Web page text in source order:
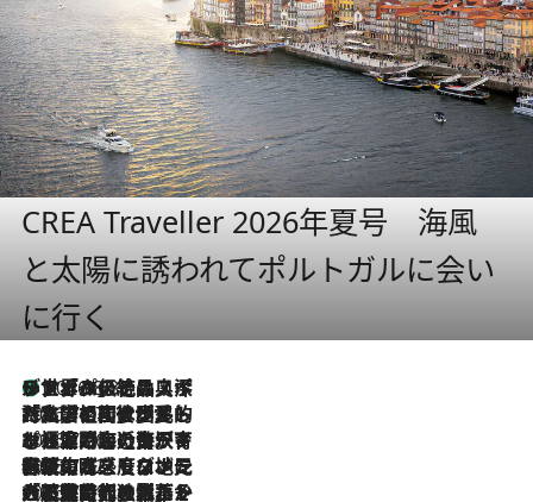
CREA Traveller 2026年夏号 海風
と太陽に誘われてポルトガルに会い
に行く
2026.8.8
リスボンの絶品スイーツ「パステル・デ・ナタ」とは？ポルトガル伝統の奥深い世界へ
2026.7.27
「私の祖国はポルトガル語です」国民的詩人フェルナンド・ペソアと、彼が愛した文学の街を歩く
2026.7.26
ポルトガル近海が育む極上の海の幸。キリリと冷えた白ワインと愉しむ、シーフード専門店の贅沢
2026.7.22
伝統の味をモダンに昇華。高感度な地元客が集う、リスボンの最旬ガストロノミー
2026.7.21
大航海時代の栄華から、震災、独裁、そして革命へ。ポルトガル・首都リスボンの石畳に刻まれた「歴史の光と影」